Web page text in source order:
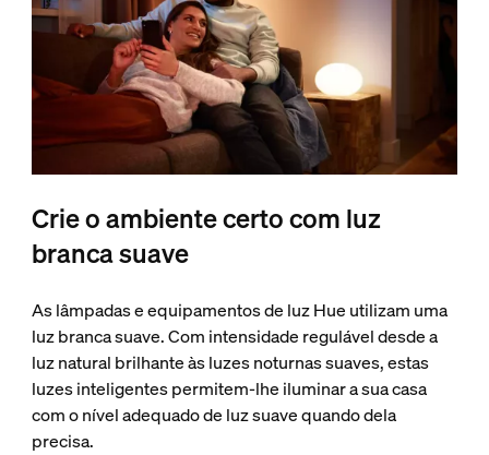
Crie o ambiente certo com luz
branca suave
As lâmpadas e equipamentos de luz Hue utilizam uma
luz branca suave. Com intensidade regulável desde a
luz natural brilhante às luzes noturnas suaves, estas
luzes inteligentes permitem-lhe iluminar a sua casa
com o nível adequado de luz suave quando dela
precisa.